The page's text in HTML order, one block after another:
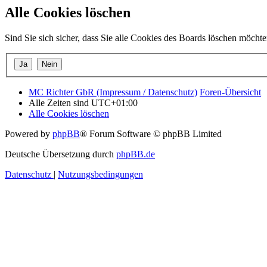
Alle Cookies löschen
Sind Sie sich sicher, dass Sie alle Cookies des Boards löschen
MC Richter GbR (Impressum / Datenschutz) Foren-Übersicht
Alle Zeiten sind UTC+01:00
Alle Cookies löschen
Powered by phpBB® Forum Software © phpBB Limited
Deutsche Übersetzung durch phpBB.de
Datenschutz | Nutzungsbedingungen